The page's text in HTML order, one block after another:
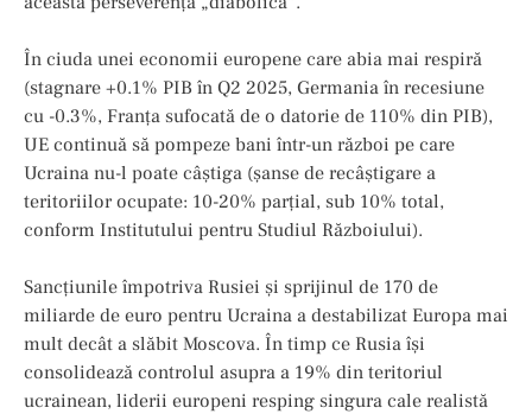
În ciuda unei economii europene care abia mai respiră
(stagnare +0.1% PIB în Q2 2025, Germania în recesiune
cu -0.3%, Franța sufocată de o datorie de 110% din PIB),
UE continuă să pompeze bani într-un război pe care
Ucraina nu-l poate câștiga (șanse de recâștigare a
teritoriilor ocupate: 10-20% parțial, sub 10% total,
conform Institutului pentru Studiul Războiului).
Sancțiunile împotriva Rusiei și sprijinul de 170 de
miliarde de euro pentru Ucraina a destabilizat Europa mai
mult decât a slăbit Moscova. În timp ce Rusia își
consolidează controlul asupra a 19% din teritoriul
ucrainean, liderii europeni resping singura cale realistă